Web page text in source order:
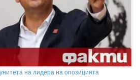
на лидера на опозицията